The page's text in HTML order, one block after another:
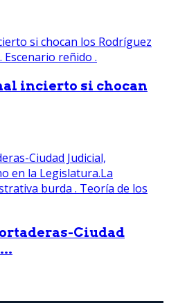
incierto si chocan
Ciudad